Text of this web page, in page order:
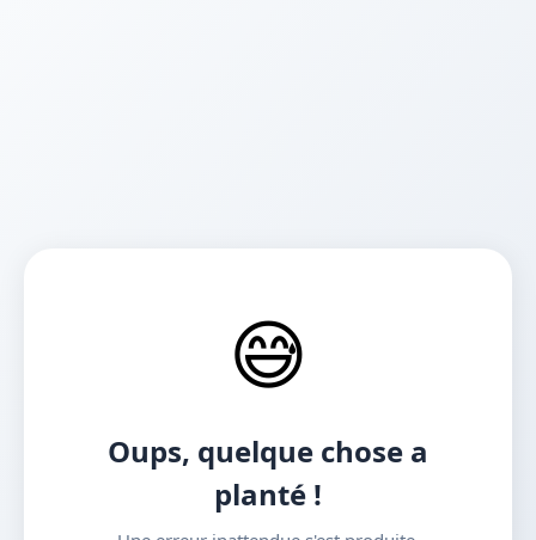
😅
Oups, quelque chose a
planté !